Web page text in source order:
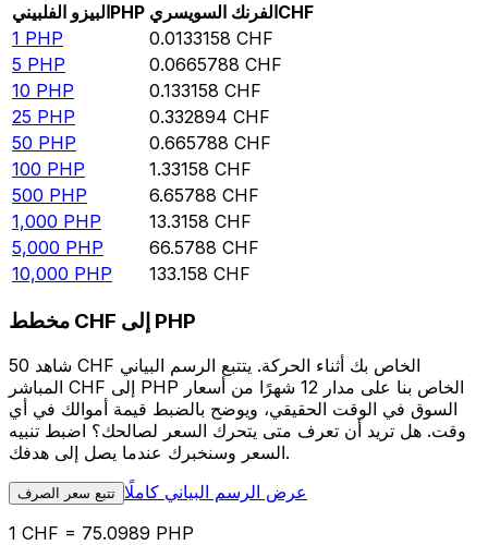
البيزو الفلبينيPHP الفرنك السويسريCHF
1 PHP 0.0133158 CHF
5 PHP 0.0665788 CHF
10 PHP 0.133158 CHF
25 PHP 0.332894 CHF
50 PHP 0.665788 CHF
100 PHP 1.33158 CHF
500 PHP 6.65788 CHF
1,000 PHP 13.3158 CHF
5,000 PHP 66.5788 CHF
10,000 PHP 133.158 CHF
مخطط CHF إلى PHP
شاهد 50 CHF الخاص بك أثناء الحركة. يتتبع الرسم البياني
المباشر CHF إلى PHP الخاص بنا على مدار 12 شهرًا من أسعار
السوق في الوقت الحقيقي، ويوضح بالضبط قيمة أموالك في أي
وقت. هل تريد أن تعرف متى يتحرك السعر لصالحك؟ اضبط تنبيه
السعر وسنخبرك عندما يصل إلى هدفك.
تتبع سعر الصرف عرض الرسم البياني كاملًا
1 CHF = 75.0989 PHP